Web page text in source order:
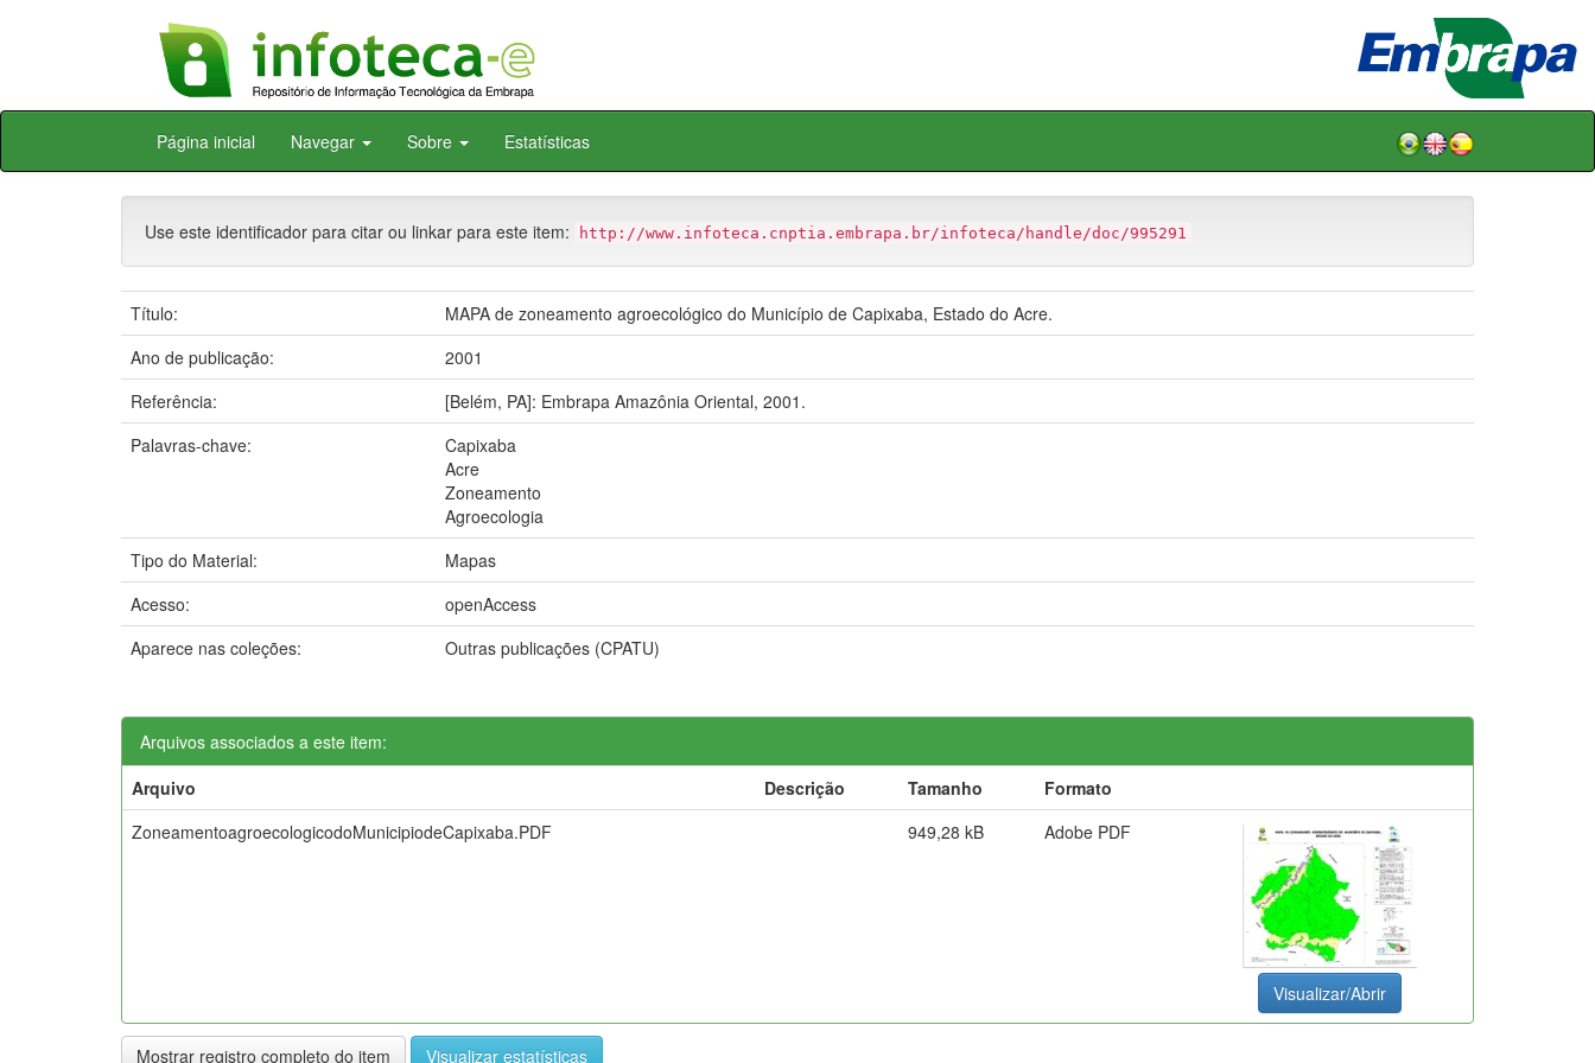
Skip
Página inicial Navegar Sobre Estatísticas
Use este identificador para citar ou linkar para este item: http://www.infoteca.cnptia.embrapa.br/infoteca/handle/doc/995291
Título:
MAPA de zoneamento agroecológico do Município de Capixaba, Estado do Acre.
Ano de publicação:
2001
Referência:
[Belém, PA]: Embrapa Amazônia Oriental, 2001.
Palavras-chave:
Capixaba
Acre
Zoneamento
Agroecologia
Tipo do Material:
Mapas
Acesso:
openAccess
Aparece nas coleções:
Outras publicações (CPATU)
Arquivos associados a este item:
Arquivo
Descrição Tamanho
Formato
ZoneamentoagroecologicodoMunicipiodeCapixaba.PDF
949,28 kB Adobe PDF
Visualizar/Abrir
Mostrar registro completo do item Visualizar estatísticas